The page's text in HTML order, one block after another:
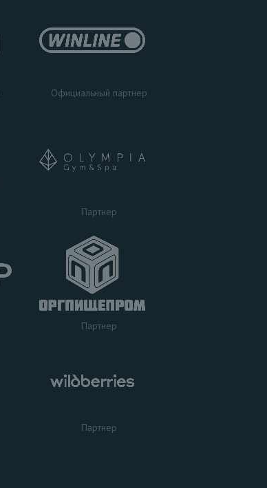
Официальный партнер
Партнер
Партнер
Партнер